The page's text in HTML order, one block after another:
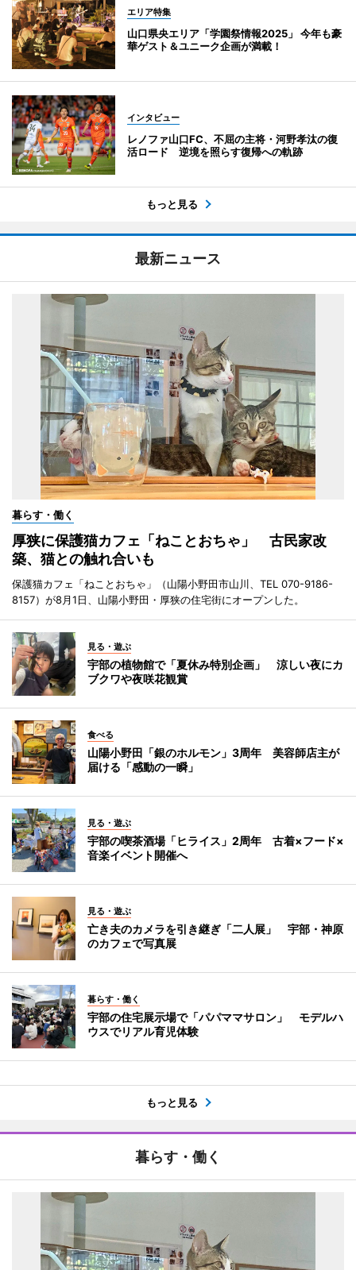
エリア特集
山口県央エリア「学園祭情報2025」 今年も豪
華ゲスト＆ユニーク企画が満載！
インタビュー
レノファ山口FC、不屈の主将・河野孝汰の復
活ロード 逆境を照らす復帰への軌跡
もっと見る
最新ニュース
暮らす・働く
厚狭に保護猫カフェ「ねことおちゃ」 古民家改
築、猫との触れ合いも
保護猫カフェ「ねことおちゃ」（山陽小野田市山川、TEL 070-9186-
8157）が8月1日、山陽小野田・厚狭の住宅街にオープンした。
見る・遊ぶ
宇部の植物館で「夏休み特別企画」 涼しい夜にカ
ブクワや夜咲花観賞
食べる
山陽小野田「銀のホルモン」3周年 美容師店主が
届ける「感動の一瞬」
見る・遊ぶ
宇部の喫茶酒場「ヒライス」2周年 古着×フード×
音楽イベント開催へ
見る・遊ぶ
亡き夫のカメラを引き継ぎ「二人展」 宇部・神原
のカフェで写真展
暮らす・働く
宇部の住宅展示場で「パパママサロン」 モデルハ
ウスでリアル育児体験
もっと見る
暮らす・働く